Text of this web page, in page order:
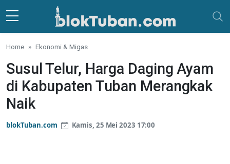
Skip to main content
Home Ekonomi & Migas
Susul Telur, Harga Daging Ayam
di Kabupaten Tuban Merangkak
Naik
blokTuban.com Kamis, 25 Mei 2023 17:00